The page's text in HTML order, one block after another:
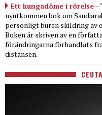
Ett kungadöme i rörelse–
nyutkommen bok om
personligt buren skildring av
Boken är skriven av en
förändringarna förhandlats
distansen.